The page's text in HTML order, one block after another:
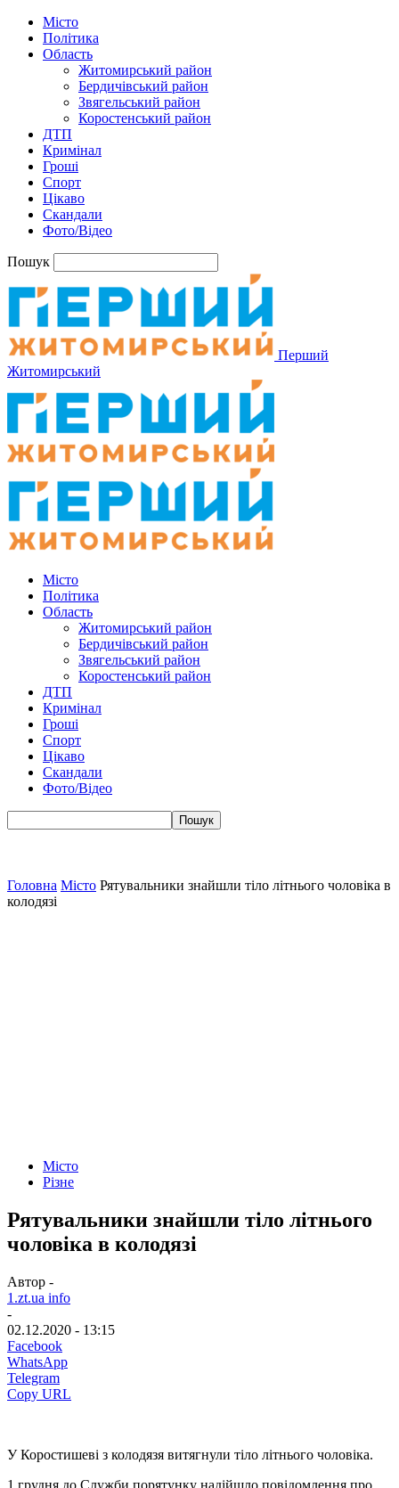
Місто
Політика
Область
Житомирський район
Бердичівський район
Звягельський район
Коростенський район
ДТП
Кримінал
Гроші
Спорт
Цікаво
Скандали
Фото/Відео
Пошук
Перший
Житомирський
Місто
Політика
Область
Житомирський район
Бердичівський район
Звягельський район
Коростенський район
ДТП
Кримінал
Гроші
Спорт
Цікаво
Скандали
Фото/Відео
Головна Місто Рятувальники знайшли тіло літнього чоловіка в
колодязі
Місто
Різне
Рятувальники знайшли тіло літнього
чоловіка в колодязі
Автор -
1.zt.ua info
-
02.12.2020 - 13:15
Facebook
WhatsApp
Telegram
Copy URL
У Коростишеві з колодязя витягнули тіло літнього чоловіка.
1 грудня до Служби порятунку надійшло повідомлення про